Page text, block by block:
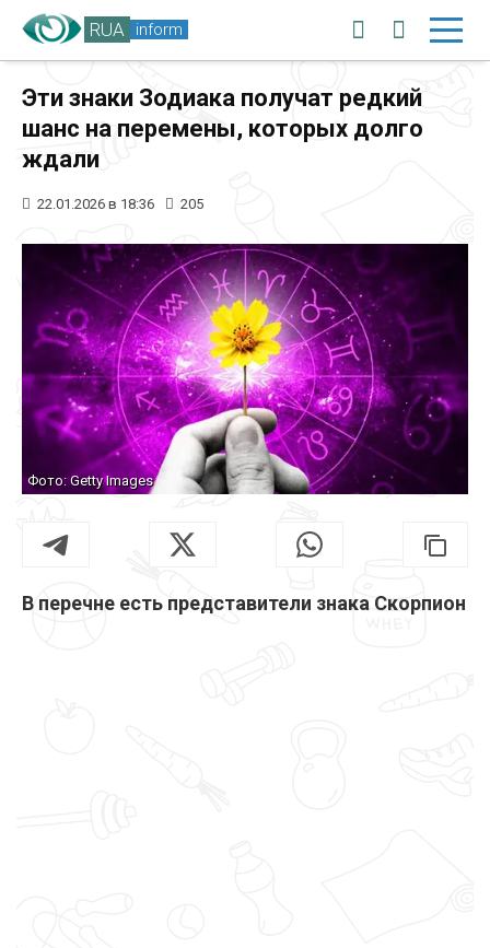
RUA inform
Эти знаки Зодиака получат редкий
шанс на перемены, которых долго
ждали
22.01.2026 в 18:36 205
Фото: Getty Images
В перечне есть представители знака Скорпион